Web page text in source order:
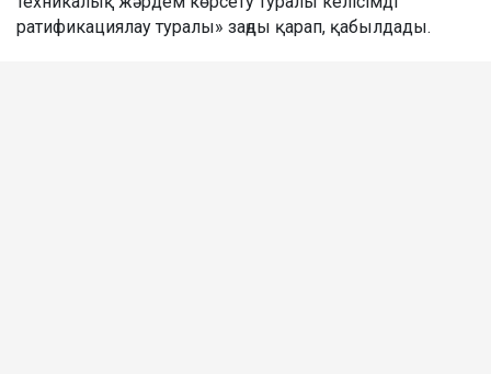
ратификациялау туралы» заңды қарап, қабылдады.